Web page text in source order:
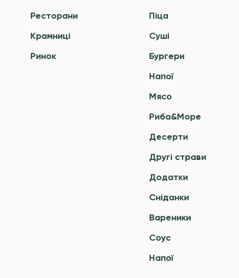
Ресторани
Крамниці
Ринок
Піца
Суші
Бургери
Напої
Мясо
Риба&Море
Десерти
Другі страви
Додатки
Сніданки
Вареники
Соус
Напої